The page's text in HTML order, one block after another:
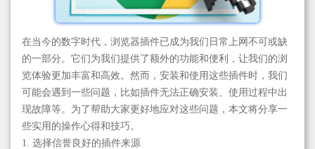
在当今的数字时代，浏览器插件已成为我们日常上网不可或缺
的一部分。它们为我们提供了额外的功能和便利，让我们的浏
览体验更加丰富和高效。然而，安装和使用这些插件时，我们
可能会遇到一些问题，比如插件无法正确安装、使用过程中出
现故障等。为了帮助大家更好地应对这些问题，本文将分享一
些实用的操作心得和技巧。
1. 选择信誉良好的插件来源